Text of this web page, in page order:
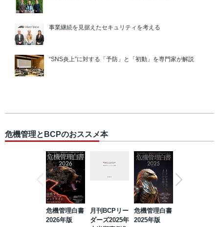
事業継続を見据えたセキュリティを考える
“SNS炎上”に対する「予防」と「初動」を専門家が解説
危機管理とBCPのおススメ本
危機管理白書
2026年版
月刊BCPリー
ダーズ2025年
危機管理白書
2025年版